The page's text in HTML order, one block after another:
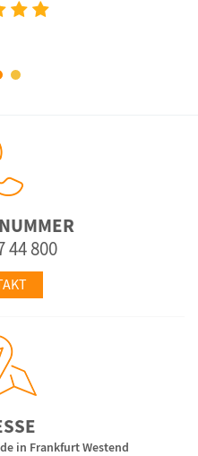
44 800
in Frankfurt Westend